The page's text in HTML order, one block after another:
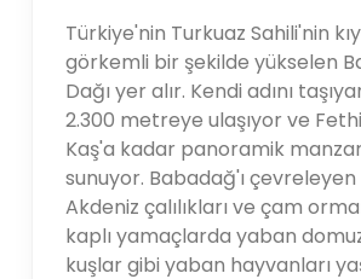
Türkiye'nin Turkuaz Sahili'nin
görkemli bir şekilde yükselen
Dağı yer alır. Kendi adını
2.300 metreye ulaşıyor ve
Kaş'a kadar panoramik
sunuyor. Babadağ'ı çevreleyen
Akdeniz çalılıkları ve çam
kaplı yamaçlarda yaban
kuşlar gibi yaban hayvanları